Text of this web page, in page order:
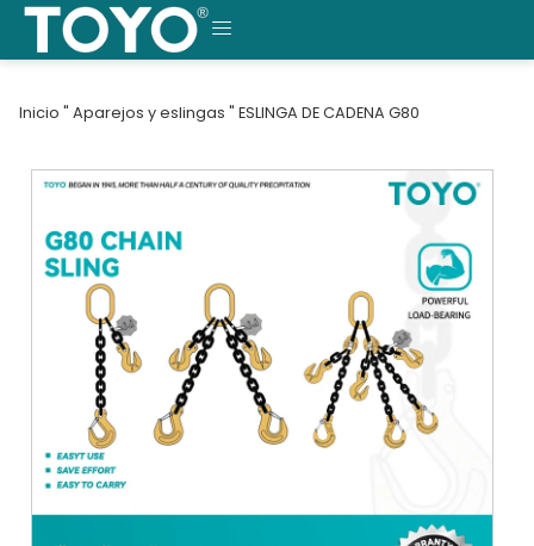
Saltar
contenido
MENÚ
Inicio " Aparejos y eslingas " ESLINGA DE CADENA G80